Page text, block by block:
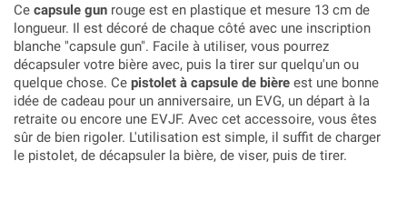
Ce capsule gun rouge est en plastique et mesure 13 cm de
longueur. Il est décoré de chaque côté avec une inscription
blanche "capsule gun". Facile à utiliser, vous pourrez
décapsuler votre bière avec, puis la tirer sur quelqu'un ou
quelque chose. Ce pistolet à capsule de bière est une bonne
idée de cadeau pour un anniversaire, un EVG, un départ à la
retraite ou encore une EVJF. Avec cet accessoire, vous êtes
sûr de bien rigoler. L'utilisation est simple, il suffit de charger
le pistolet, de décapsuler la bière, de viser, puis de tirer.